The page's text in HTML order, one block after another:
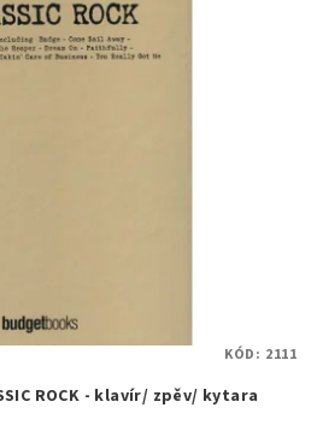
ROCK - klavír/ zpěv/ kytara
KÓD: 2111